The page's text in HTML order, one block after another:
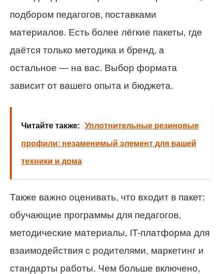
подбором педагогов, поставками
материалов. Есть более лёгкие пакеты, где
даётся только методика и бренд, а
остальное — на вас. Выбор формата
зависит от вашего опыта и бюджета.
Читайте также: Уплотнительные резиновые
профили: незаменимый элемент для вашей
техники и дома
Также важно оценивать, что входит в пакет:
обучающие программы для педагогов,
методические материалы, IT-платформа для
взаимодействия с родителями, маркетинг и
стандарты работы. Чем больше включено,